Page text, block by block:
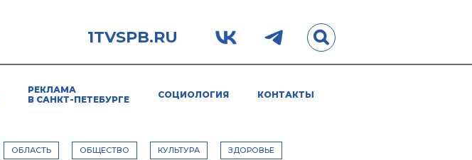
1TVSPB.RU
РЕКЛАМА
В САНКТ-ПЕТЕБУРГЕ
СОЦИОЛОГИЯ КОНТАКТЫ
ОБЛАСТЬ ОБЩЕСТВО КУЛЬТУРА ЗДОРОВЬЕ